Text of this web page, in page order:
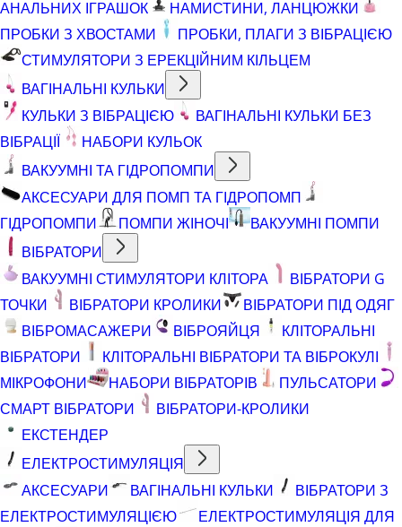
АНАЛЬНИХ ІГРАШОК
НАМИСТИНИ, ЛАНЦЮЖКИ
ПРОБКИ З ХВОСТАМИ
ПРОБКИ, ПЛАГИ З ВІБРАЦІЄЮ
СТИМУЛЯТОРИ З ЕРЕКЦІЙНИМ КІЛЬЦЕМ
ВАГІНАЛЬНІ КУЛЬКИ
КУЛЬКИ З ВІБРАЦІЄЮ
ВАГІНАЛЬНІ КУЛЬКИ БЕЗ
ВІБРАЦІЇ
НАБОРИ КУЛЬОК
ВАКУУМНІ ТА ГІДРОПОМПИ
АКСЕСУАРИ ДЛЯ ПОМП ТА ГІДРОПОМП
ГІДРОПОМПИ
ПОМПИ ЖІНОЧІ
ВАКУУМНІ ПОМПИ
ВІБРАТОРИ
ВАКУУМНІ СТИМУЛЯТОРИ КЛІТОРА
ВІБРАТОРИ G
ТОЧКИ
ВІБРАТОРИ КРОЛИКИ
ВІБРАТОРИ ПІД ОДЯГ
ВІБРОМАСАЖЕРИ
ВІБРОЯЙЦЯ
КЛІТОРАЛЬНІ
ВІБРАТОРИ
КЛІТОРАЛЬНІ ВІБРАТОРИ ТА ВІБРОКУЛІ
МІКРОФОНИ
НАБОРИ ВІБРАТОРІВ
ПУЛЬСАТОРИ
СМАРТ ВІБРАТОРИ
ВІБРАТОРИ-КРОЛИКИ
ЕКСТЕНДЕР
ЕЛЕКТРОСТИМУЛЯЦІЯ
АКСЕСУАРИ
ВАГІНАЛЬНІ КУЛЬКИ
ВІБРАТОРИ З
ЕЛЕКТРОСТИМУЛЯЦІЄЮ
ЕЛЕКТРОСТИМУЛЯЦІЯ ДЛЯ